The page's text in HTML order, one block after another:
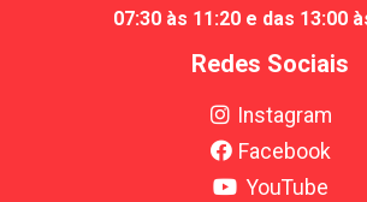
07:30 às 11:20 e das 13:00
Redes Sociais
Instagram
Facebook
YouTube